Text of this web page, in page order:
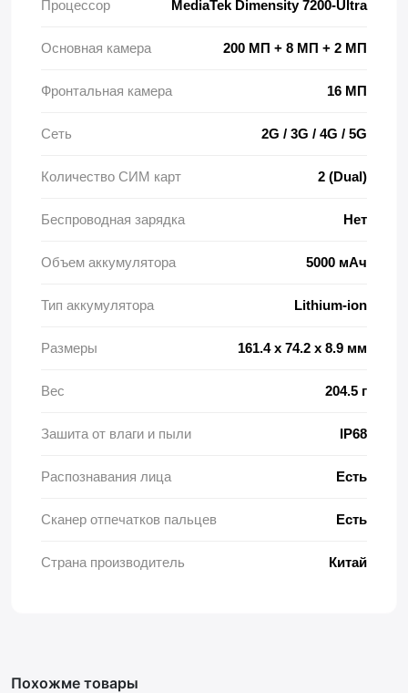
Процессор MediaTek Dimensity 7200-Ultra
Основная камера 200 МП + 8 МП + 2 МП
Фронтальная камера 16 МП
Сеть 2G / 3G / 4G / 5G
Количество СИМ карт 2 (Dual)
Беспроводная зарядка Нет
Объем аккумулятора 5000 мАч
Тип аккумулятора Lithium-ion
Размеры 161.4 x 74.2 x 8.9 мм
Вес 204.5 г
Зашита от влаги и пыли IP68
Распознавания лица Есть
Сканер отпечатков пальцев Есть
Страна производитель Китай
Похожме товары